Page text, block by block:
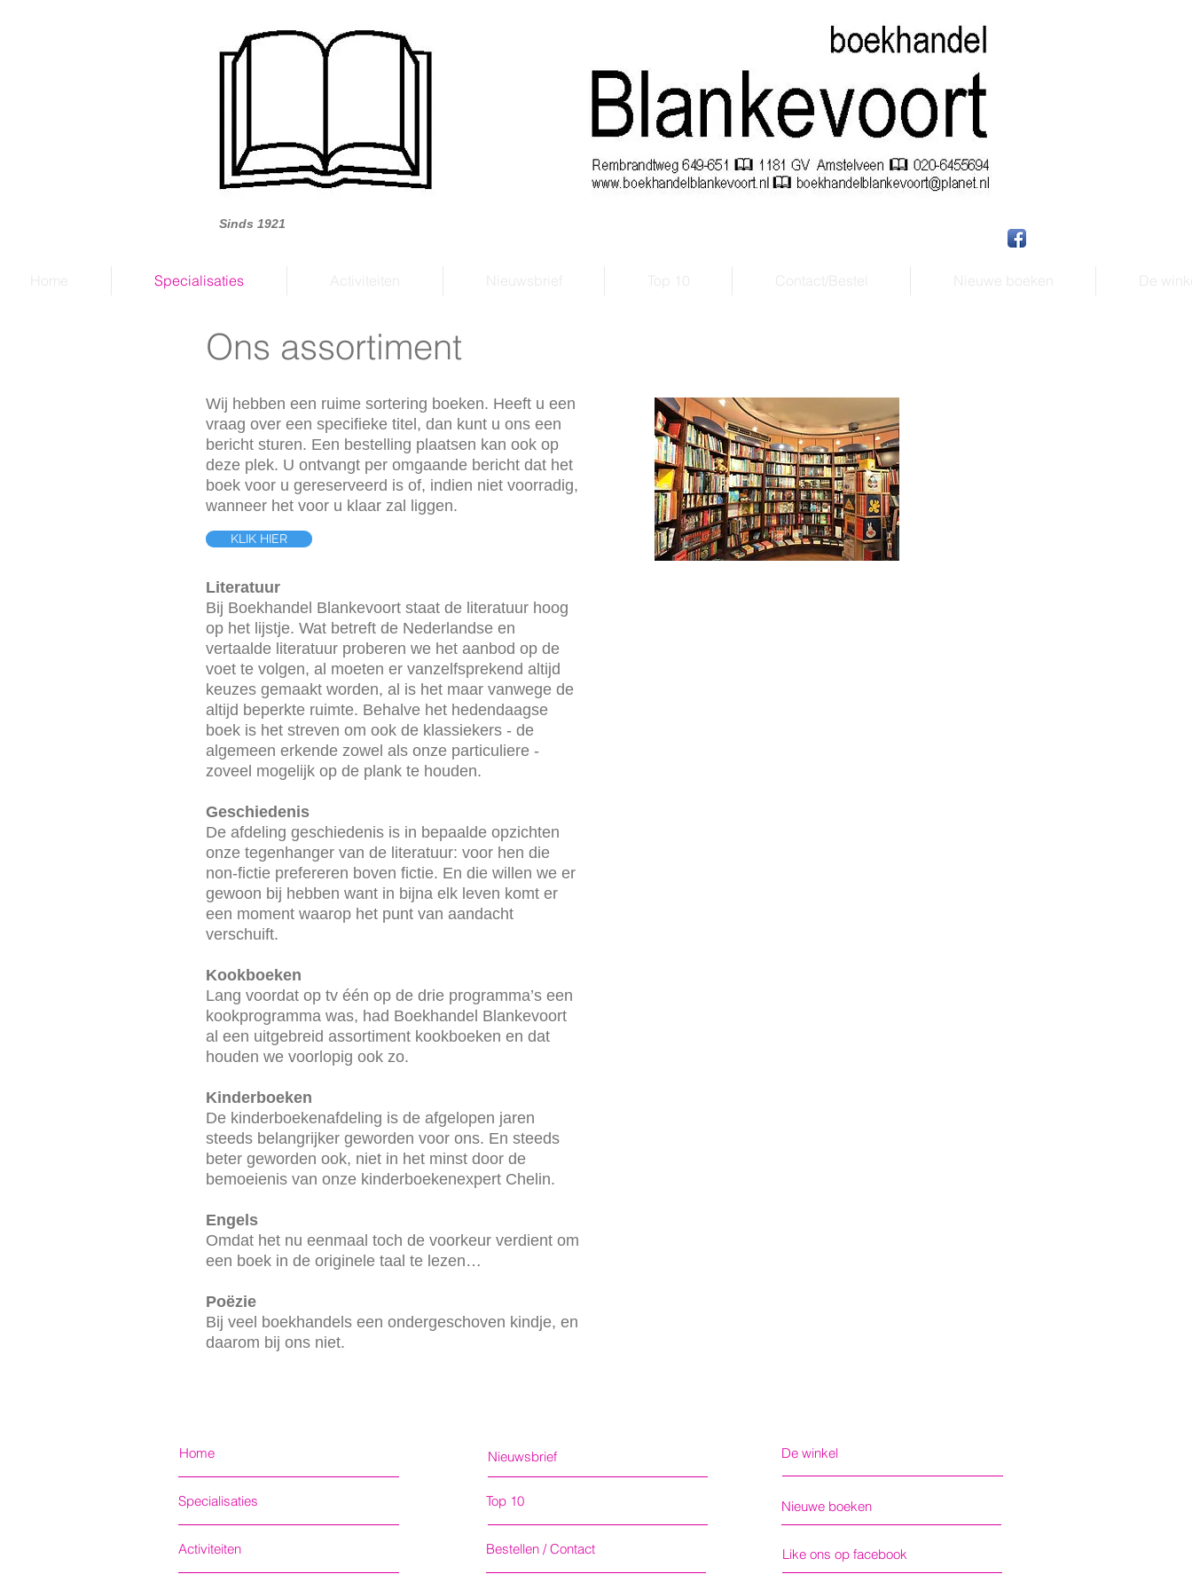
Boekhandel Blankevoort
Sinds 1921
Sinds 1921
Home Specialisaties Activiteiten Nieuwsbrief Top 10 Contact/Bestel Nieuwe boeken De
Ons assortiment
Wij hebben een ruime sortering boeken. Heeft u een
vraag over een specifieke titel, dan kunt u ons een
bericht sturen. Een bestelling plaatsen kan ook op
deze plek. U ontvangt per omgaande bericht dat het
boek voor u gereserveerd is of, indien niet voorradig,
wanneer het voor u klaar zal liggen.
Literatuur
Bij Boekhandel Blankevoort staat de literatuur hoog
op het lijstje. Wat betreft de Nederlandse en
vertaalde literatuur proberen we het aanbod op de
voet te volgen, al moeten er vanzelfsprekend altijd
keuzes gemaakt worden, al is het maar vanwege de
altijd beperkte ruimte. Behalve het hedendaagse
boek is het streven om ook de klassiekers - de
algemeen erkende zowel als onze particuliere -
zoveel mogelijk op de plank te houden.
Geschiedenis
De afdeling geschiedenis is in bepaalde opzichten
onze tegenhanger van de literatuur: voor hen die
non-fictie prefereren boven fictie. En die willen we er
gewoon bij hebben want in bijna elk leven komt er
een moment waarop het punt van aandacht
verschuift.
Kookboeken
Lang voordat op tv één op de drie programma’s een
kookprogramma was, had Boekhandel Blankevoort
al een uitgebreid assortiment kookboeken en dat
houden we voorlopig ook zo.
Kinderboeken
De kinderboekenafdeling is de afgelopen jaren
steeds belangrijker geworden voor ons. En steeds
beter geworden ook, niet in het minst door de
bemoeienis van onze kinderboekenexpert Chelin.
Engels
Omdat het nu eenmaal toch de voorkeur verdient om
een boek in de originele taal te lezen…
Poëzie
Bij veel boekhandels een ondergeschoven kindje, en
daarom bij ons niet.
KLIK HIER
Specialisaties
Activiteiten
De winkel
Nieuwsbrief
Home
Top 10
Like ons op facebook
Bestellen / Contact
Nieuwe boeken